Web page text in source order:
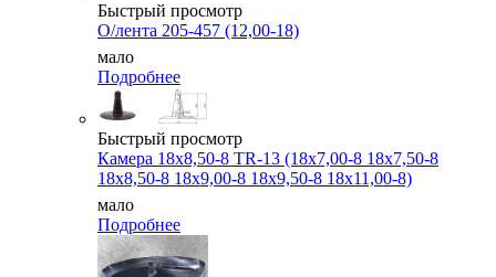
Быстрый просмотр
О/лента 205-457 (12,00-18)
мало
Подробнее
Быстрый просмотр
Камера 18x8,50-8 TR-13 (18x7,00-8 18x7,50-8
18x8,50-8 18x9,00-8 18x9,50-8 18x11,00-8)
мало
Подробнее